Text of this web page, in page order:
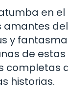
en
y
de
historias.